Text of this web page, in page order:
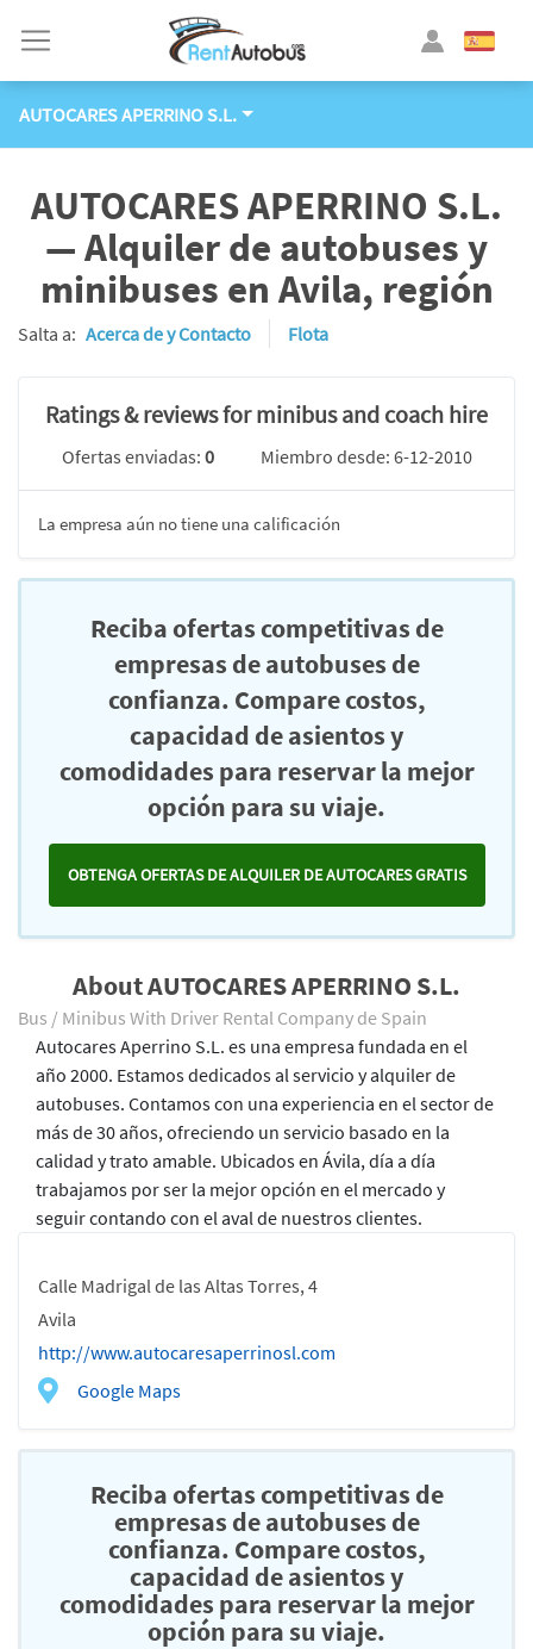
AUTOCARES APERRINO S.L.
AUTOCARES APERRINO S.L.
— Alquiler de autobuses y
minibuses en Avila, región
Salta a: Acerca de y Contacto Flota
Ratings & reviews for minibus and coach hire
Ofertas enviadas: 0 Miembro desde: 6-12-2010
La empresa aún no tiene una calificación
Reciba ofertas competitivas de
empresas de autobuses de
confianza. Compare costos,
capacidad de asientos y
comodidades para reservar la mejor
opción para su viaje.
OBTENGA OFERTAS DE ALQUILER DE AUTOCARES GRATIS
About AUTOCARES APERRINO S.L.
Bus / Minibus With Driver Rental Company de Spain
Calle Madrigal de las Altas Torres, 4
Avila
http://www.autocaresaperrinosl.com
Google Maps
Autocares Aperrino S.L. es una empresa fundada en el
año 2000. Estamos dedicados al servicio y alquiler de
autobuses. Contamos con una experiencia en el sector de
más de 30 años, ofreciendo un servicio basado en la
calidad y trato amable. Ubicados en Ávila, día a día
trabajamos por ser la mejor opción en el mercado y
seguir contando con el aval de nuestros clientes.
Reciba ofertas competitivas de
empresas de autobuses de
confianza. Compare costos,
capacidad de asientos y
comodidades para reservar la mejor
opción para su viaje.